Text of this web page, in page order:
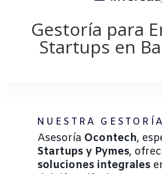
Gestoría para
Startups en
NUESTRA GESTORÍA
Asesoría Ocontech,
Startups y Pymes,
soluciones integrales